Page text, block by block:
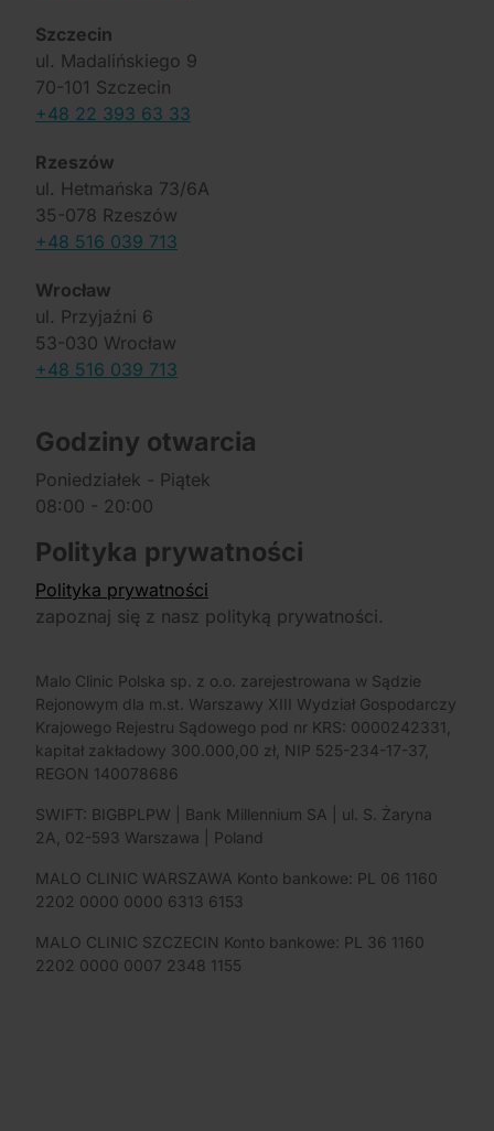
Szczecin
ul. Madalińskiego 9
70-101 Szczecin
+48 22 393 63 33
Rzeszów
ul. Hetmańska 73/6A
35-078 Rzeszów
+48 516 039 713
Wrocław
ul. Przyjaźni 6
53-030 Wrocław
+48 516 039 713
Godziny otwarcia
Poniedziałek - Piątek
08:00 - 20:00
Polityka prywatności
Polityka prywatności
zapoznaj się z nasz polityką prywatności.
Malo Clinic Polska sp. z o.o. zarejestrowana w Sądzie
Rejonowym dla m.st. Warszawy XIII Wydział Gospodarczy
Krajowego Rejestru Sądowego pod nr KRS: 0000242331,
kapitał zakładowy 300.000,00 zł, NIP 525-234-17-37,
REGON 140078686
SWIFT: BIGBPLPW | Bank Millennium SA | ul. S. Żaryna
2A, 02-593 Warszawa | Poland
MALO CLINIC WARSZAWA Konto bankowe: PL 06 1160
2202 0000 0000 6313 6153
MALO CLINIC SZCZECIN Konto bankowe: PL 36 1160
2202 0000 0007 2348 1155